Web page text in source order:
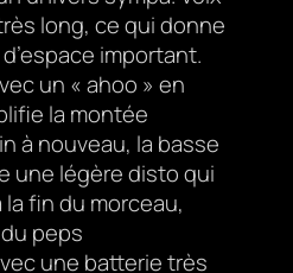
long, ce qui donne
important.
un « ahoo » en
la montée
à nouveau, la basse
une légère disto qui
la fin du morceau,
peps
une batterie très